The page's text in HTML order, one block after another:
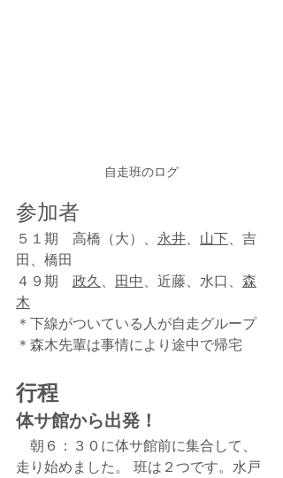
自走班のログ
参加者
５１期　高橋（大）、 永井 山下 、吉
田、橋田
４９期 政久 田中 、近藤、水口、 森
木
＊下線がついている人が自走グループ
＊森木先輩は事情により途中で帰宅
行程
体サ館から出発！
朝６：３０に体サ館前に集合して、
走り始めました。 班は２つです。水戸